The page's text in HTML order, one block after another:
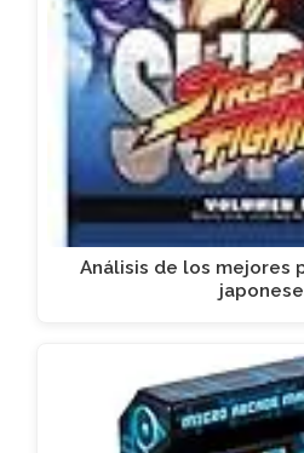
Análisis de los mejores